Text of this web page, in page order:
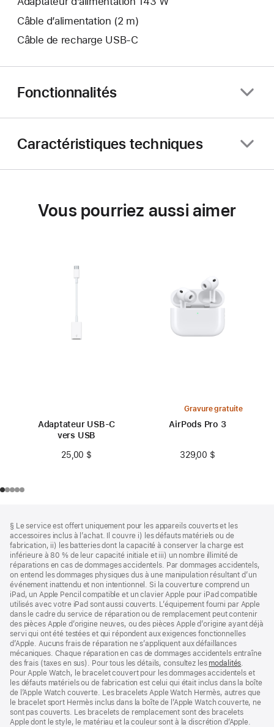
Câble d’alimentation (2 m)
Câble de recharge USB-C
Fonctionnalités
Caractéristiques techniques
Vous pourriez aussi aimer
Adaptateur USB-C
vers USB
25,00 $
Gravure gratuite
AirPods Pro 3
329,00 $
de
page
de
bas
de
page
§ Le service est offert uniquement pour les appareils couverts et les
accessoires inclus à l’achat. Il couvre i) les défauts matériels ou de
fabrication, ii) les batteries dont la capacité à conserver la charge est
inférieure à 80 % de leur capacité initiale et iii) un nombre illimité de
réparations en cas de dommages accidentels. Par dommages accidentels,
on entend les dommages physiques dus à une manipulation résultant d’un
événement inattendu et non intentionnel. Si la couverture comprend un
iPad, un Apple Pencil compatible et un clavier Apple pour iPad compatible
utilisés avec votre iPad sont aussi couverts. L’équipement fourni par Apple
dans le cadre du service de réparation ou de remplacement peut contenir
des pièces Apple d’origine neuves, ou des pièces Apple d’origine ayant déjà
servi qui ont été testées et qui répondent aux exigences fonctionnelles
d’Apple. Aucuns frais de réparation ne s’appliquent aux défaillances
mécaniques. Chaque réparation en cas de dommages accidentels entraîne
des frais (taxes en sus). Pour tous les détails, consultez les modalités(s’ouvre
dans
une
nouvelle
fenêtre)
.
Pour Apple Watch, le bracelet couvert pour les dommages accidentels et
les défauts matériels ou de fabrication est celui qui était inclus dans la boîte
de l’Apple Watch couverte. Les bracelets Apple Watch Hermès, autres que
le bracelet sport Hermès inclus dans la boîte de l’Apple Watch couverte, ne
sont pas couverts. Les bracelets de remplacement sont des bracelets
Apple dont le style, le matériau et la couleur sont à la discrétion d’Apple.